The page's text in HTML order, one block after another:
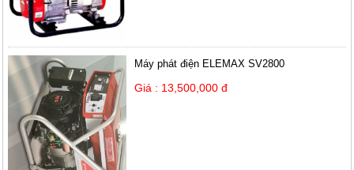
Máy phát điện ELEMAX SV2800
Giá : 13,500,000 đ